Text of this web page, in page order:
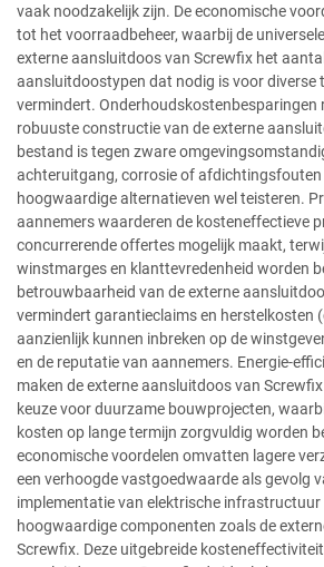
vaak noodzakelijk zijn. De economische
tot het voorraadbeheer, waarbij de
externe aansluitdoos van Screwfix het
aansluitdoostypen dat nodig is voor diverse
vermindert. Onderhoudskostenbesparingen
robuuste constructie van de externe
bestand is tegen zware
achteruitgang, corrosie of
hoogwaardige alternatieven wel teisteren.
aannemers waarderen de kosteneffectieve
concurrerende offertes mogelijk maakt,
winstmarges en klanttevredenheid worden
betrouwbaarheid van de externe
vermindert garantieclaims en herstelkosten
aanzienlijk kunnen inbreken op de
en de reputatie van aannemers. Energie-
maken de externe aansluitdoos van
keuze voor duurzame bouwprojecten,
kosten op lange termijn zorgvuldig worden
economische voordelen omvatten lagere
een verhoogde vastgoedwaarde als gevolg
implementatie van elektrische
hoogwaardige componenten zoals de
Screwfix. Deze uitgebreide